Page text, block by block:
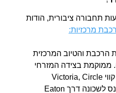
תחבורה ציבורית, הודות
מרכזיות:
הרכבת והטיוב המרכזית
ממוקמת בצידה המזרחי
של השכונה ומשרתת את קווי Victoria, Circle
ו־District. מכאן ניתן להיכנס לשכונה דרך ‎Eaton